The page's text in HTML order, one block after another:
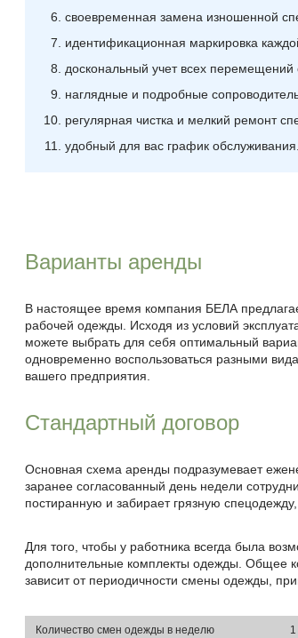
своевременная замена изношенной
идентификационная маркировка
доскональный учет всех
наглядные и подробные
регулярная чистка и мелкий ремонт
удобный для вас график обслуживания.
Варианты аренды
В настоящее время компания БЕЛА
рабочей одежды. Исходя из условий
можете выбрать для себя оптимальный
одновременно воспользоваться разными
вашего предприятия.
Стандартный договор
Основная схема аренды подразумевает
заранее согласованный день недели
постиранную и забирает грязную
Для того, чтобы у работника всегда была
дополнительные комплекты одежды. Общее
зависит от периодичности смены одежды,
Количество смен одежды в неделю 1